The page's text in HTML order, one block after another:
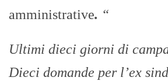
amministrative. “
Ultimi dieci giorni di
Dieci domande per l’ex